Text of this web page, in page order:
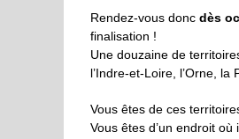
Rendez-vous donc dès
finalisation !
Une douzaine de
l’Indre-et-Loire, l’Orne,
Vous êtes de ces
Vous êtes d’un endroit